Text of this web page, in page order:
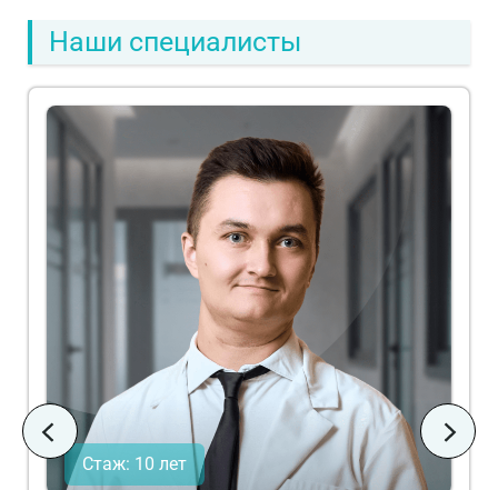
Наши специалисты
Стаж: 10 лет